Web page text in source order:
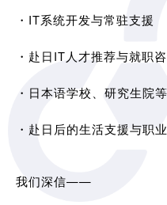
・IT系统开发与常驻支援
・赴日IT人才推荐与就职
・日本语学校、研究生院
・赴日后的生活支援与职
我们深信——